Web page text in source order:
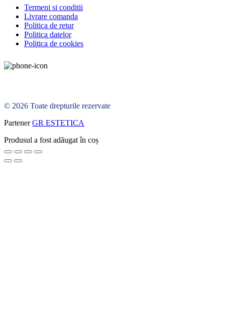
Termeni si conditii
Livrare comanda
Politica de retur
Politica datelor
Politica de cookies
© 2026 Toate drepturile rezervate
PartenerGR ESTETICA
Produsul a fost adăugat în coș